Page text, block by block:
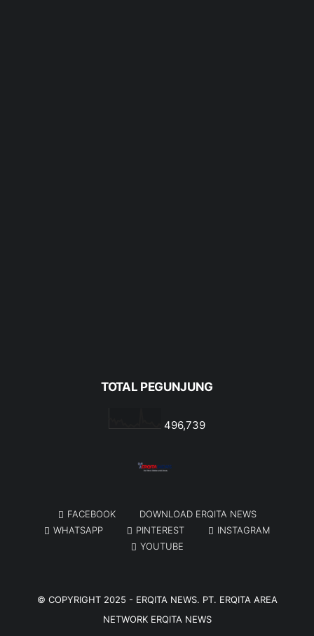
TOTAL PEGUNJUNG
496,739
FACEBOOK
DOWNLOAD ERQITA NEWS
WHATSAPP
PINTEREST
INSTAGRAM
YOUTUBE
© COPYRIGHT 2025 - ERQITA NEWS. PT. ERQITA AREA
NETWORK ERQITA NEWS